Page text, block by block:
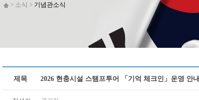
> 소식 > 기념관소식
제목 2026 현충시설 스탬프투어 「기억 체크인」운영 안내